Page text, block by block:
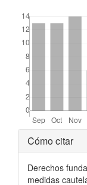
Detalles
del
artículo
Cómo citar
Derechos
medidas